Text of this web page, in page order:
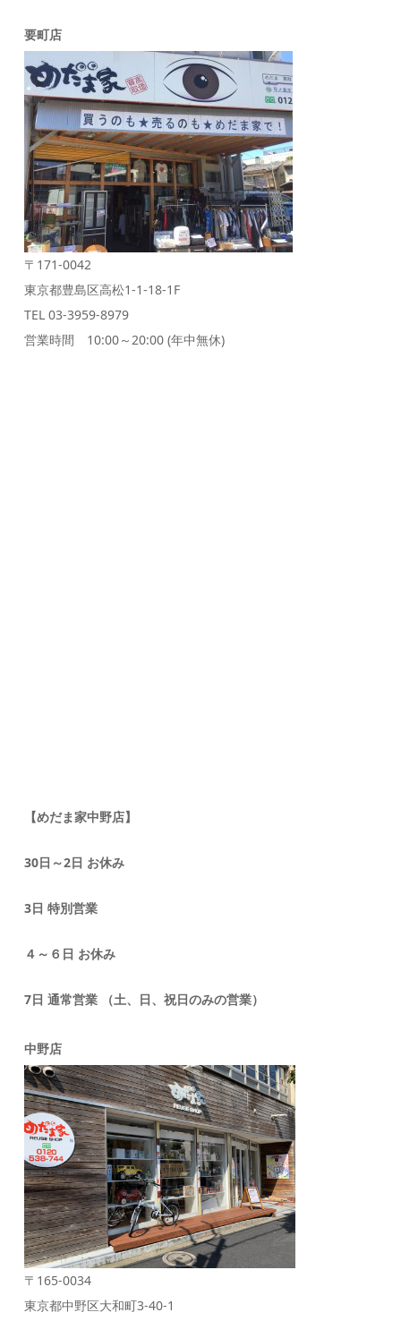
要町店
〒171-0042
東京都豊島区高松1-1-18-1F
TEL 03-3959-8979
営業時間 10:00～20:00 (年中無休)
【めだま家中野店】
30日～2日 お休み
3日 特別営業
４～６日 お休み
7日 通常営業 （土、日、祝日のみの営業）
中野店
〒165-0034
東京都中野区大和町3-40-1